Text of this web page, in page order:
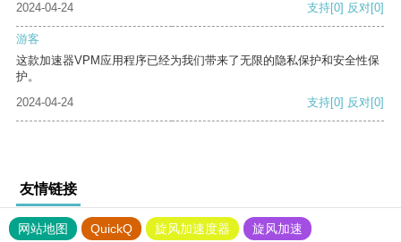
2024-04-24
支持[0] 反对[0]
游客
这款加速器VPM应用程序已经为我们带来了无限的隐私保护和安全性保
护。
2024-04-24
支持[0] 反对[0]
友情链接
网站地图 QuickQ 旋风加速度器
旋风加速